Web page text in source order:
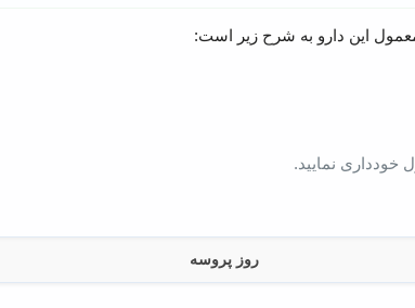
این دارو به شرح زیر است:
خودداری نمایید.
روز پروسه